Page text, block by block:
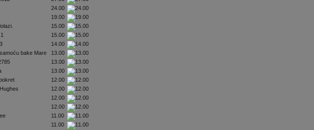
24.00
19.00
15.00
15.00
14.00
bake Mare
13.00
13.00
13.00
12.00
12.00
12.00
12.00
11.00
11.00